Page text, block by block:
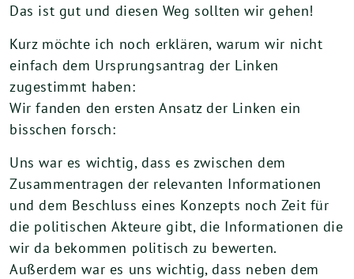
Das ist gut und diesen Weg sollten wir gehen!
Kurz möchte ich noch erklären, warum wir nicht
einfach dem Ursprungsantrag der Linken
zugestimmt haben:
Wir fanden den ersten Ansatz der Linken ein
bisschen forsch:
Uns war es wichtig, dass es zwischen dem
Zusammentragen der relevanten Informationen
und dem Beschluss eines Konzepts noch Zeit für
die politischen Akteure gibt, die Informationen die
wir da bekommen politisch zu bewerten.
Außerdem war es uns wichtig, dass neben dem